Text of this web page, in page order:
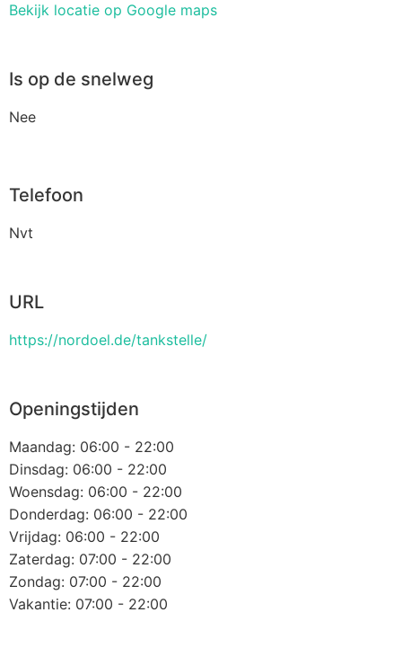
Bekijk locatie op Google maps
Is op de snelweg
Nee
Telefoon
Nvt
URL
https://nordoel.de/tankstelle/
Openingstijden
Maandag: 06:00 - 22:00
Dinsdag: 06:00 - 22:00
Woensdag: 06:00 - 22:00
Donderdag: 06:00 - 22:00
Vrijdag: 06:00 - 22:00
Zaterdag: 07:00 - 22:00
Zondag: 07:00 - 22:00
Vakantie: 07:00 - 22:00